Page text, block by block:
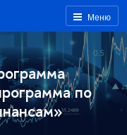
Меню
по